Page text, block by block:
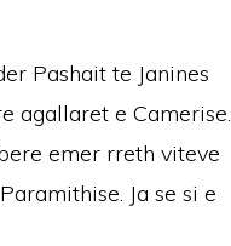
Pashait te Janines
agallaret e Camerise.
emer rreth viteve
Ja se si e